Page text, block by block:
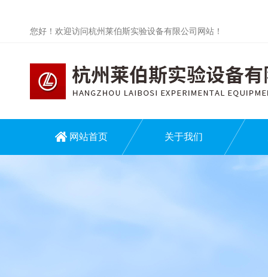
您好！欢迎访问杭州莱伯斯实验设备有限公司网站！
网站首页 关于我们